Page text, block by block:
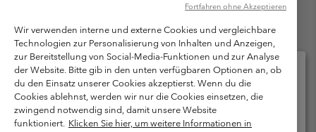
Columbia Sportswear Austria GmbH. Moosfeldstraße 1, 5101
Bergheim, Salzburg Österreich. Alle Rechte vorbehalten.
Nutzungsbedingungen
Allgemeine Verkaufsbedingungen
Garantie
Datenschutzerklärung
Bestimmungen und Bedingungen des Mitglieder Programms
Nutzungsbedingungen Für Nutzergenerierte Inhalte
Wir verwenden interne und externe Cookies und vergleichbare
Technologien zur Personalisierung von Inhalten und Anzeigen,
zur Bereitstellung von Social-Media-Funktionen und zur Analyse
der Website. Bitte gib in den unten verfügbaren Optionen an, ob
du den Einsatz unserer Cookies akzeptierst. Wenn du die
Cookies ablehnst, werden wir nur die Cookies einsetzen, die
zwingend notwendig sind, damit unsere Website
funktioniert. Klicken Sie hier, um weitere Informationen in
Fortfahren ohne Akzeptieren
Bitte wählen Sie Ihr Lieferland und Ihre Sprache
Online-Einkauf verfügbar